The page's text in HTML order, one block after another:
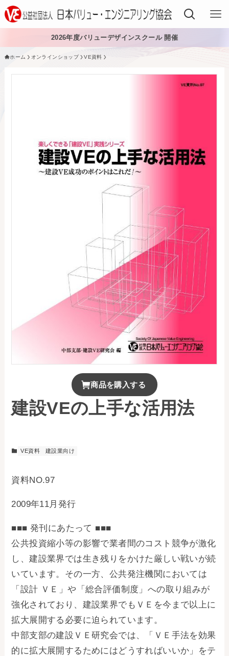
VEの資格
入会する
事務局・勤務体制
アクセス
03-5430-4488
2026年度バリューデザインスクール 開催
ホーム オンラインショップ VE資料
商品を購入する
建設VEの上手な活用法
VE資料 建設業向け
資料NO.97
2009年11月発行
■■■ 発刊にあたって ■■■
公共投資縮小等の影響で業者間のコスト競争が激化
し、建設業界では生き残りをかけた厳しい戦いが続
いています。その一方、公共発注機関においては
「設計 ＶＥ」や「総合評価制度」への取り組みが
強化されており、建設業界でもＶＥを今まで以上に
拡大展開する必要に迫られています。
中部支部の建設ＶＥ研究会では、「ＶＥ手法を効果
的に拡大展開するためにはどうすればいいか」をテ